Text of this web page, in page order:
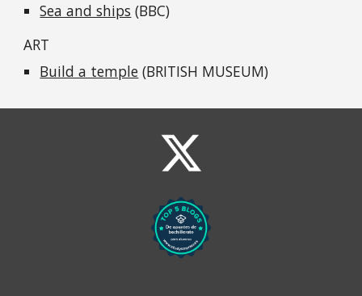
Sea and ships (BBC)
ART
Build a temple (BRITISH MUSEUM)